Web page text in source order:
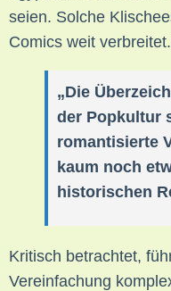
seien. Solche
Comics weit verbreitet.
„Die
der Popkultur
romantisierte
kaum noch
historischen
Kritisch betrachtet,
Vereinfachung